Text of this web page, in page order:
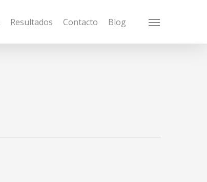
Resultados Contacto Blog Menu